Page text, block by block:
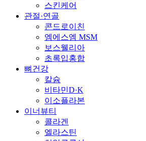
스킨케어
관절·연골
콘드로이친
엠에스엠 MSM
보스웰리아
초록입홍합
뼈건강
칼슘
비타민D·K
이소플라본
이너뷰티
콜라겐
엘라스틴